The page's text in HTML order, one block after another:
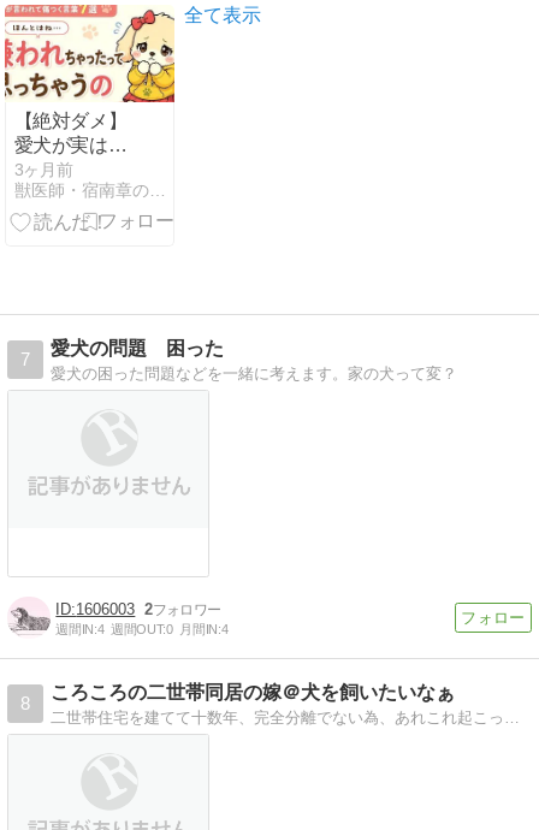
説
方・かかりや
【絶対ダメ】
愛犬が実は
「深く傷つい
ている」飼い
主のNG習慣7
3ヶ月前
獣医師・宿南章の愛犬を健康に飼うために
全て表示
7
愛犬の問題 困った
愛犬の困った問題などを一緒に考えます。家の犬って変？
1606003 2
週間IN:4 週間OUT:0 月間IN:4
8
ころころの二世帯同居の嫁＠犬を飼いたいなぁ
二世帯住宅を建てて十数年、完全分離でない為、あれこれ起こってくる問題を嫁の立場からみたものです。今度は室内犬を飼いたいと思い情報を集めたものを書いてます。